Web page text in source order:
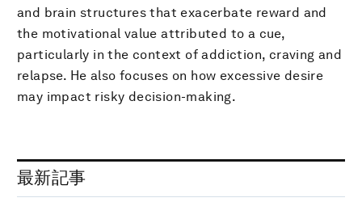
and brain structures that exacerbate reward and
the motivational value attributed to a cue,
particularly in the context of addiction, craving and
relapse. He also focuses on how excessive desire
may impact risky decision-making.
最新記事